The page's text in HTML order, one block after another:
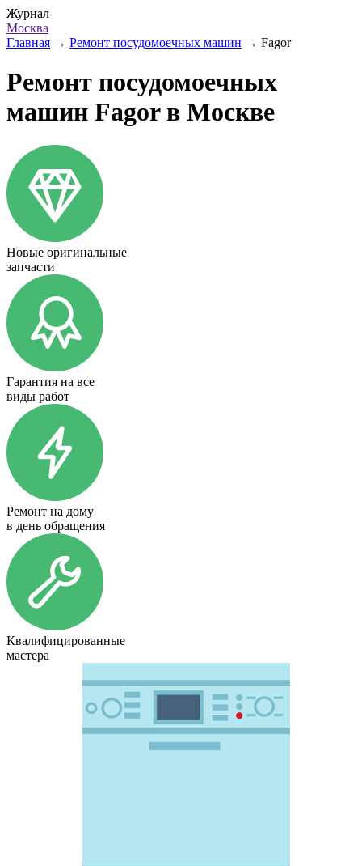
Журнал
Москва
Главная → Ремонт посудомоечных машин → Fagor
Ремонт посудомоечных
машин Fagor в Москве
Новые оригинальные
запчасти
Гарантия на все
виды работ
Ремонт на дому
в день обращения
Квалифицированные
мастера